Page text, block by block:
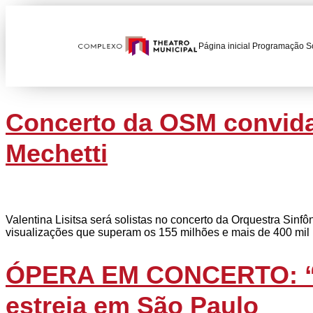
Página inicial Programação
Concerto da OSM
Mechetti
Valentina Lisitsa será solistas no concerto da Orquestra
visualizações que superam os 155 milhões e mais de 400
ÓPERA EM
estreia em São Paulo